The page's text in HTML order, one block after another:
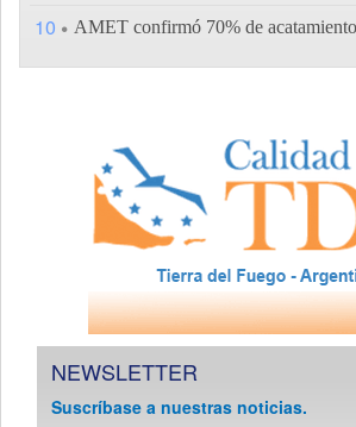
10 AMET confirmó 70% de
NEWSLETTER
Suscríbase a nuestras noticias.